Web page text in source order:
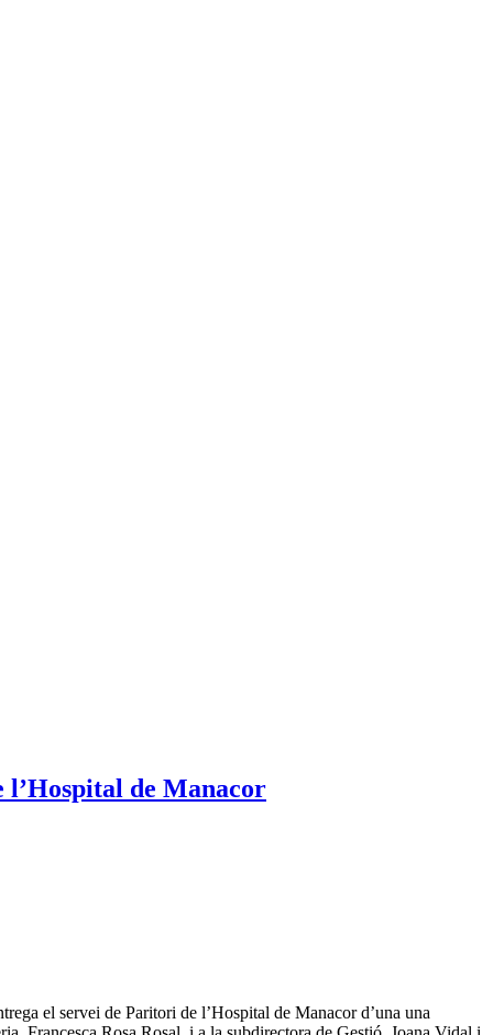
de Manacor
el servei de Paritori de l’Hospital de Manacor d’una una